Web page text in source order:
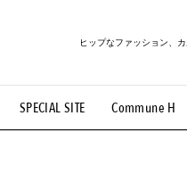
SPECIAL SITE Commune H
ヒップなファッション、
#路地裏てぃーん。
#MOVIE #LIFESTYLE